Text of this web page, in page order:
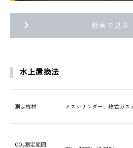
動画で見る
水上置換法
測定機材 メスシリンダー、乾式ガス
CO 2測定範囲